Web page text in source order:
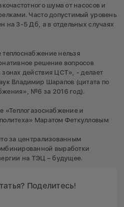
шума от насосов и
Часто допустимый уровень
на 3-5 Дб, а в отдельных случаях
нельзя
решение вопросов
действия ЦСТ», - делает
Владимир Шарапов (цитата по
№6 за 2016 год).
«Теплогазоснабжение и
Маратом Феткулловым
за централизованным
выработки
на ТЭЦ – будущее.
Поделитесь!